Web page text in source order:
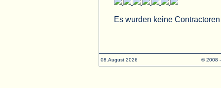
Es wurden keine
08.August 2026 © 2008